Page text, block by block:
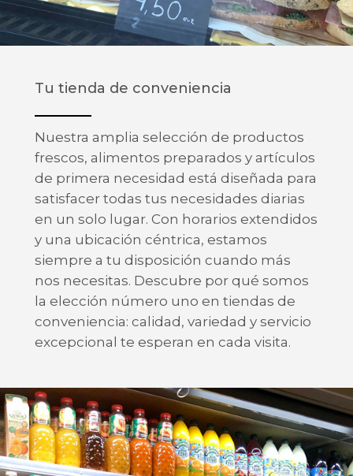
Tu tienda de conveniencia
Nuestra amplia selección de productos
frescos, alimentos preparados y artículos
de primera necesidad está diseñada para
satisfacer todas tus necesidades diarias
en un solo lugar. Con horarios extendidos
y una ubicación céntrica, estamos
siempre a tu disposición cuando más
nos necesitas. Descubre por qué somos
la elección número uno en tiendas de
conveniencia: calidad, variedad y servicio
excepcional te esperan en cada visita.